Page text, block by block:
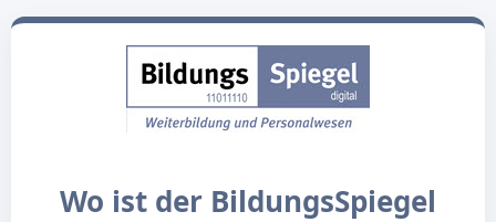
Wo ist der BildungsSpiegel